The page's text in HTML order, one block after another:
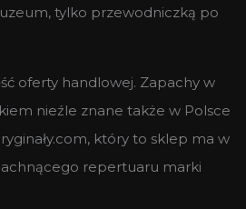
tylko przewodniczką po
oferty handlowej. Zapachy w
nieźle znane także w Polsce
który to sklep ma w
repertuaru marki